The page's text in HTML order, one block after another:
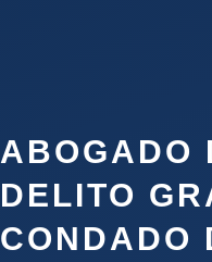
ABOGADO
DELITO
CONDADO